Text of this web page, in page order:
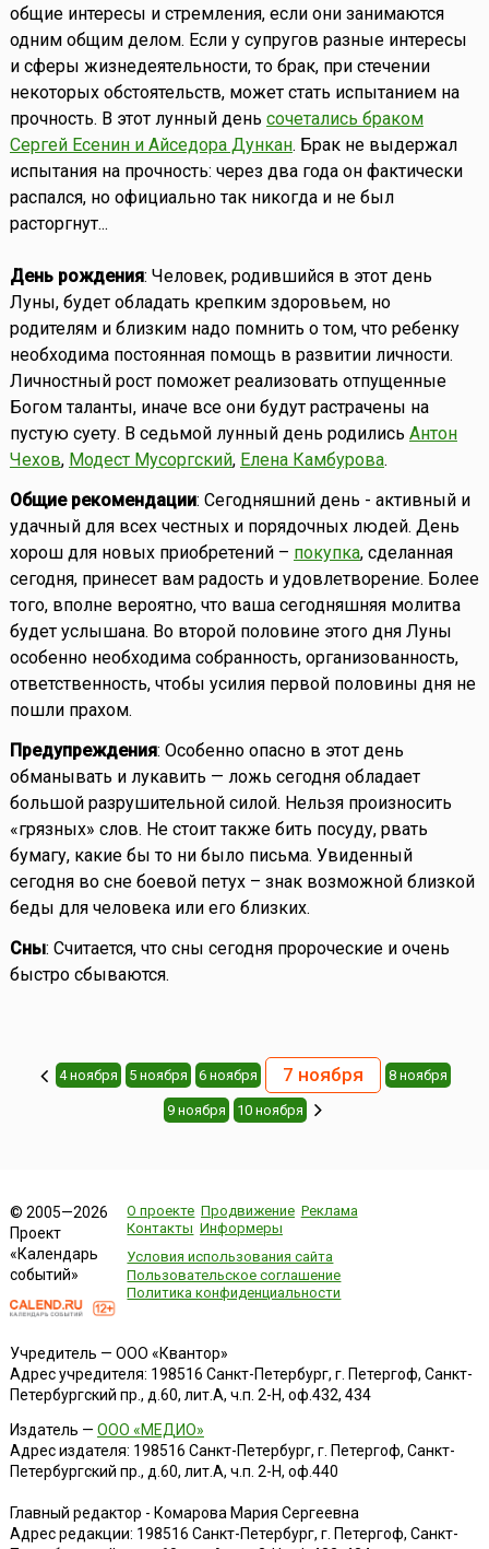
общие интересы и стремления, если они занимаются
одним общим делом. Если у супругов разные интересы
и сферы жизнедеятельности, то брак, при стечении
некоторых обстоятельств, может стать испытанием на
прочность. В этот лунный день сочетались браком
Сергей Есенин и Айседора Дункан. Брак не выдержал
испытания на прочность: через два года он фактически
распался, но официально так никогда и не был
расторгнут...
День рождения: Человек, родившийся в этот день
Луны, будет обладать крепким здоровьем, но
родителям и близким надо помнить о том, что ребенку
необходима постоянная помощь в развитии личности.
Личностный рост поможет реализовать отпущенные
Богом таланты, иначе все они будут растрачены на
пустую суету. В седьмой лунный день родились Антон
Чехов, Модест Мусоргский, Елена Камбурова.
Общие рекомендации: Сегодняшний день - активный и
удачный для всех честных и порядочных людей. День
хорош для новых приобретений – покупка, сделанная
сегодня, принесет вам радость и удовлетворение. Более
того, вполне вероятно, что ваша сегодняшняя молитва
будет услышана. Во второй половине этого дня Луны
особенно необходима собранность, организованность,
ответственность, чтобы усилия первой половины дня не
пошли прахом.
Предупреждения: Особенно опасно в этот день
обманывать и лукавить — ложь сегодня обладает
большой разрушительной силой. Нельзя произносить
«грязных» слов. Не стоит также бить посуду, рвать
бумагу, какие бы то ни было письма. Увиденный
сегодня во сне боевой петух – знак возможной близкой
беды для человека или его близких.
Сны: Считается, что сны сегодня пророческие и очень
быстро сбываются.
4 ноября 5 ноября 6 ноября 7 ноября 8 ноября
9 ноября 10 ноября
© 2005—2026
Проект
«Календарь
событий»
О проекте Продвижение Реклама
Контакты Информеры
Условия использования сайта
Пользовательское соглашение
Политика конфиденциальности
Учредитель — ООО «Квантор»
Адрес учредителя: 198516 Санкт-Петербург, г. Петергоф, Санкт-
Петербургский пр., д.60, лит.А, ч.п. 2-Н, оф.432, 434
Издатель — ООО «МЕДИО»
Адрес издателя: 198516 Санкт-Петербург, г. Петергоф, Санкт-
Петербургский пр., д.60, лит.А, ч.п. 2-Н, оф.440
Главный редактор - Комарова Мария Сергеевна
Адрес редакции: 198516 Санкт-Петербург, г. Петергоф, Санкт-